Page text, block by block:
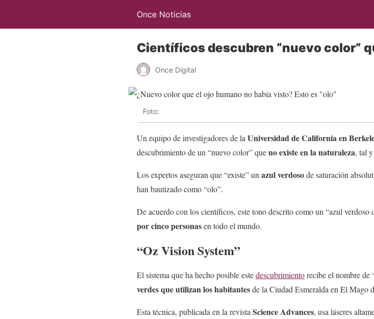
Once Noticias
Científicos descubren “nuevo color”
Once Digital
Foto:
Un equipo de investigadores de la Universidad de California en
descubrimiento de un “nuevo color” queno existe en la naturaleza, tal
Los expertos aseguran que “existe” un azul verdosode saturación
han bautizado como “olo”.
De acuerdo con los científicos, este tono descrito como un “azul verdoso
por cinco personasen todo el mundo.
“Oz Vision System”
El sistema que ha hecho posible estedescubrimientorecibe el nombre de
verdes que utilizan los habitantesde la Ciudad Esmeralda en El Mago
Esta técnica, publicada en la revista Science Advances, usa láseres